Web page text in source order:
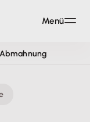
Menü